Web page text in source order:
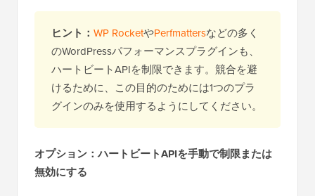
ヒント： WP RocketやPerfmattersなどの多く
のWordPressパフォーマンスプラグインも、
ハートビートAPIを制限できます。競合を避
けるために、この目的のためには1つのプラ
グインのみを使用するようにしてください。
オプション：ハートビートAPIを手動で制限または
無効にする